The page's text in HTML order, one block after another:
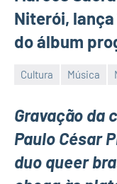
Niterói,
do álbum
Cultura Música
Gravação da
Paulo César
duo queer